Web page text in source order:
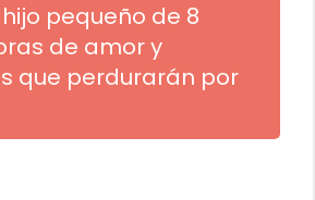
pequeño de 8
de amor y
que perdurarán por